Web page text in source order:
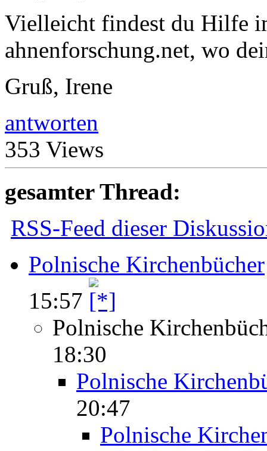
Vielleicht findest du Hilfe
ahnenforschung.net, wo
Gruß, Irene
antworten
353 Views
gesamter Thread:
RSS-Feed dieser
Polnische Kirchenbücher
15:57
Polnische
18:30
Polnische
20:47
Polnische